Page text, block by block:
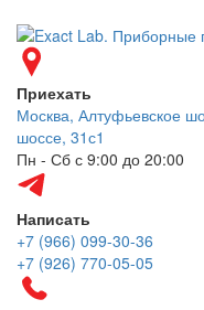
Приехать
Москва, Алтуфьевское
шоссе, 31с1
Пн - Сб с 9:00 до 20:00
Написать
+7 (966) 099-30-36
+7 (926) 770-05-05